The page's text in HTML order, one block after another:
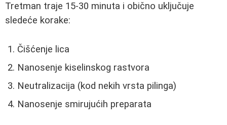
Tretman traje 15-30 minuta i obično uključuje
sledeće korake:
Čišćenje lica
Nanosenje kiselinskog rastvora
Neutralizacija (kod nekih vrsta pilinga)
Nanosenje smirujućih preparata